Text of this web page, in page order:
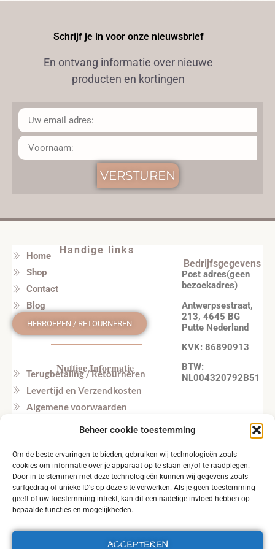
Beheer cookie toestemming
Om de beste ervaringen te bieden, gebruiken wij technologieën zoals
cookies om informatie over je apparaat op te slaan en/of te raadplegen.
Door in te stemmen met deze technologieën kunnen wij gegevens zoals
surfgedrag of unieke ID's op deze site verwerken. Als je geen toestemming
geeft of uw toestemming intrekt, kan dit een nadelige invloed hebben op
bepaalde functies en mogelijkheden.
ACCEPTEREN
Schrijf je in voor onze nieuwsbrief
En ontvang informatie over nieuwe
producten en kortingen
VERSTUREN
Handige links
Home
Shop
Contact
Blog
HERROEPEN / RETOURNEREN
Nuttige Informatie
Terugbetaling / Retourneren
Levertijd en Verzendkosten
Algemene voorwaarden
Tel. NL: +31164603172 (NL, EN)
Tel. BE: +32495219857 (NL, EN)
Bedrijfsgegevens
Post adres(geen
bezoekadres)
Antwerpsestraat,
213, 4645 BG
Putte Nederland
KVK: 86890913
BTW:
NL004320792B51